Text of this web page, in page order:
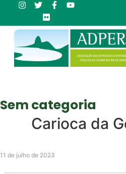
Sem categoria
Carioca da
11 de julho de 2023